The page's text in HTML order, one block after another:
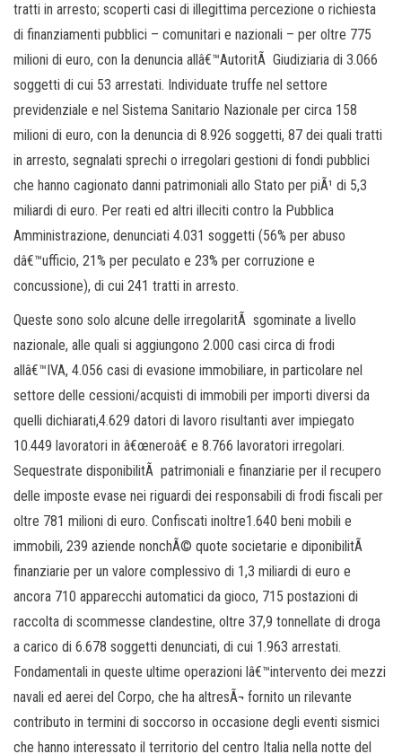
tratti in arresto; scoperti casi di illegittima percezione o richiesta
di finanziamenti pubblici – comunitari e nazionali – per oltre 775
milioni di euro, con la denuncia allâ€™AutoritÃ Giudiziaria di 3.066
soggetti di cui 53 arrestati. Individuate truffe nel settore
previdenziale e nel Sistema Sanitario Nazionale per circa 158
milioni di euro, con la denuncia di 8.926 soggetti, 87 dei quali tratti
in arresto, segnalati sprechi o irregolari gestioni di fondi pubblici
che hanno cagionato danni patrimoniali allo Stato per piÃ¹ di 5,3
miliardi di euro. Per reati ed altri illeciti contro la Pubblica
Amministrazione, denunciati 4.031 soggetti (56% per abuso
dâ€™ufficio, 21% per peculato e 23% per corruzione e
concussione), di cui 241 tratti in arresto.
Queste sono solo alcune delle irregolaritÃ sgominate a livello
nazionale, alle quali si aggiungono 2.000 casi circa di frodi
allâ€™IVA, 4.056 casi di evasione immobiliare, in particolare nel
settore delle cessioni/acquisti di immobili per importi diversi da
quelli dichiarati,4.629 datori di lavoro risultanti aver impiegato
10.449 lavoratori in â€œneroâ€ e 8.766 lavoratori irregolari.
Sequestrate disponibilitÃ patrimoniali e finanziarie per il recupero
delle imposte evase nei riguardi dei responsabili di frodi fiscali per
oltre 781 milioni di euro. Confiscati inoltre1.640 beni mobili e
immobili, 239 aziende nonchÃ© quote societarie e diponibilitÃ
finanziarie per un valore complessivo di 1,3 miliardi di euro e
ancora 710 apparecchi automatici da gioco, 715 postazioni di
raccolta di scommesse clandestine, oltre 37,9 tonnellate di droga
a carico di 6.678 soggetti denunciati, di cui 1.963 arrestati.
Fondamentali in queste ultime operazioni lâ€™intervento dei mezzi
navali ed aerei del Corpo, che ha altresÃ¬ fornito un rilevante
contributo in termini di soccorso in occasione degli eventi sismici
che hanno interessato il territorio del centro Italia nella notte del